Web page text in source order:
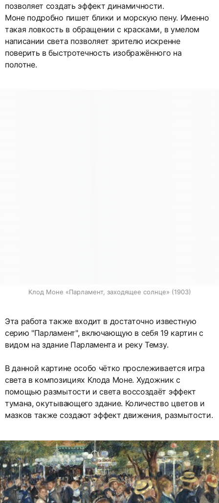
позволяет создать эффект динамичности.
Моне подробно пишет блики и морскую пену. Именно
такая ловкость в обращении с красками, в умелом
написании света позволяет зрителю искренне
поверить в быстротечность изображённого на
полотне.
Клод Моне «Парламент, заходящее солнце» (1903)
Эта работа также входит в достаточно известную
серию "Парламент", включающую в себя 19 картин с
видом на здание Парламента и реку Темзу.
В данной картине особо чётко прослеживается игра
света в композициях Клода Моне. Художник с
помощью размытости и света воссоздаёт эффект
тумана, окутывающего здание. Количество цветов и
мазков также создают эффект движения, размытости.